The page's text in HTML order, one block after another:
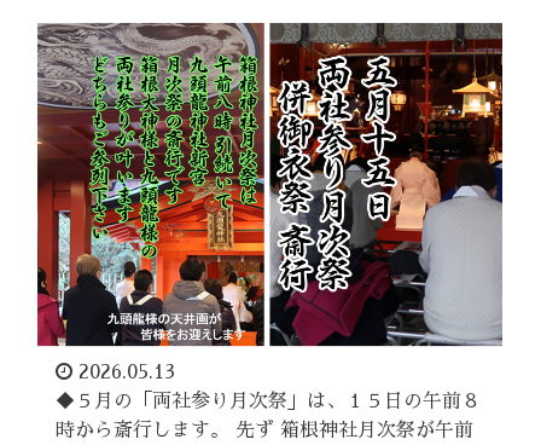
2026.05.13
◆５月の「両社参り月次祭」は、１５日の午前８
時から斎行します。 先ず 箱根神社月次祭が午前